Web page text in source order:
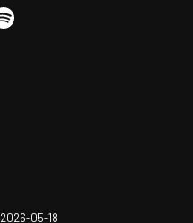
2026-05-18